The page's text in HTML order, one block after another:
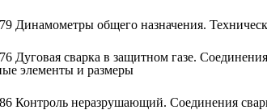
Динамометры общего назначения.
Дуговая сварка в защитном газе.
элементы и размеры
Контроль неразрушающий. Соединения